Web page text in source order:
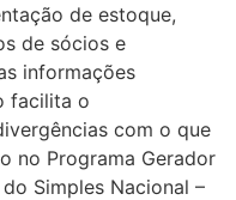
de estoque,
de sócios e
informações
facilita o
com o que
no Programa Gerador
Simples Nacional –